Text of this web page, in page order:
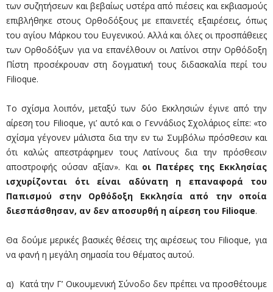
των συζητήσεων και βεβαίως υστέρα από πιέσεις και εκβιασμούς
επιβλήθηκε στους Ορθοδόξους με επαινετές εξαιρέσεις, όπως
του αγίου Μάρκου του Ευγενικού. Αλλά και όλες οι προσπάθειες
των Ορθοδόξων για να επανέλθουν οι Λατίνοι στην Ορθόδοξη
Πίστη προσέκρουαν στη δογματική τους διδασκαλία περί του
Filioque.
Το σχίσμα λοιπόν, μεταξύ των δύο Εκκλησιών έγινε από την
αίρεση του Filioque, γι’ αυτό και ο Γεννάδιος Σχολάριος είπε: «το
σχίσμα γέγονεν μάλιστα δια την εν τω Συμβόλω πρόσθεσιν και
ότι καλώς απεστράφημεν τους Λατίνους δια την πρόσθεσιν
αποστροφής ούσαν αξίαν». Και οι Πατέρες της Εκκλησίας
ισχυρίζονται ότι είναι αδύνατη η επαναφορά του
Παπισμού στην Ορθόδοξη Εκκλησία από την οποία
διεσπάσθησαν, αν δεν αποσυρθή η αίρεση του Filioque.
Θα δούμε μερικές βασικές θέσεις της αιρέσεως του Filioque, για
να φανή η μεγάλη σημασία του θέματος αυτού.
α) Κατά την Γ’ Οικουμενική Σύνοδο δεν πρέπει να προσθέτουμε